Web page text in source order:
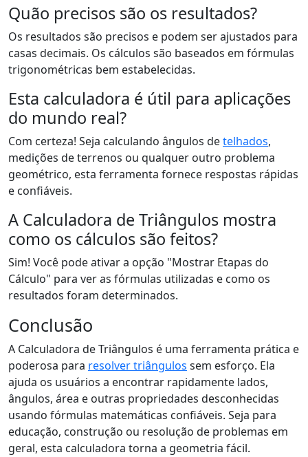
Quão precisos são os resultados?
Os resultados são precisos e podem ser ajustados para
casas decimais. Os cálculos são baseados em fórmulas
trigonométricas bem estabelecidas.
Esta calculadora é útil para aplicações
do mundo real?
Com certeza! Seja calculando ângulos detelhados,
medições de terrenos ou qualquer outro problema
geométrico, esta ferramenta fornece respostas rápidas
e confiáveis.
A Calculadora de Triângulos mostra
como os cálculos são feitos?
Sim! Você pode ativar a opção "Mostrar Etapas do
Cálculo" para ver as fórmulas utilizadas e como os
resultados foram determinados.
Conclusão
A Calculadora de Triângulos é uma ferramenta prática e
poderosa para resolver triângulos sem esforço. Ela
ajuda os usuários a encontrar rapidamente lados,
ângulos, área e outras propriedades desconhecidas
usando fórmulas matemáticas confiáveis. Seja para
educação, construção ou resolução de problemas em
geral, esta calculadora torna a geometria fácil.